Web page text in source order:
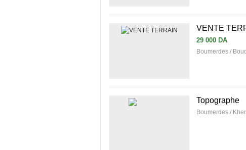
VENTE
29 000 DA
Boumerdes /
Topographe
Boumerdes /